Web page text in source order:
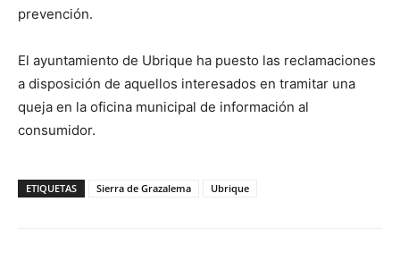
prevención.
El ayuntamiento de Ubrique ha puesto las reclamaciones
a disposición de aquellos interesados en tramitar una
queja en la oficina municipal de información al
consumidor.
ETIQUETAS Sierra de Grazalema Ubrique